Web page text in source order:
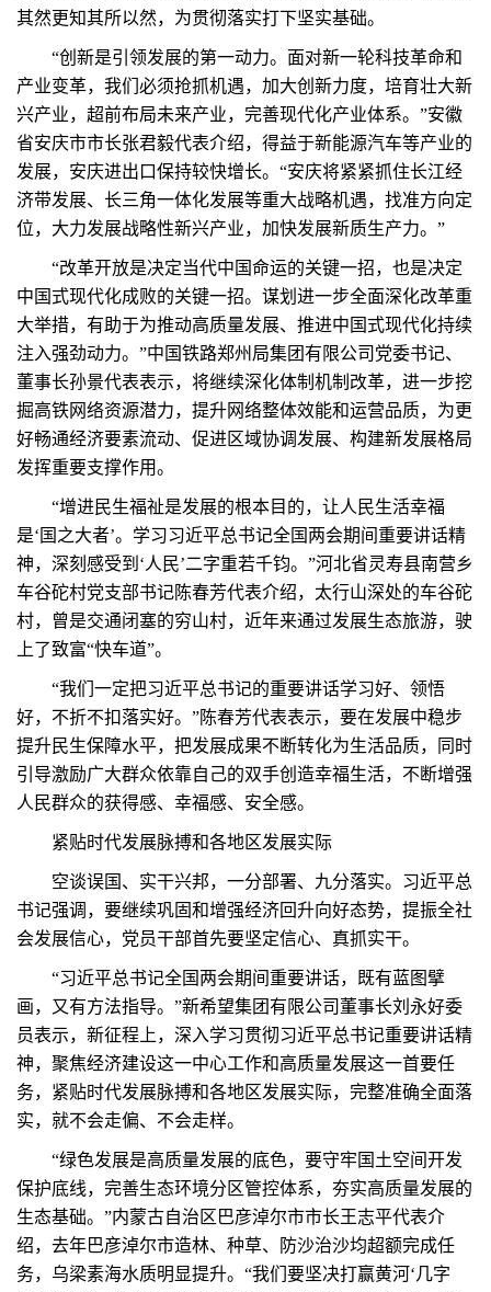
其然更知其所以然，为贯彻落实打下坚实基础。
“创新是引领发展的第一动力。面对新一轮科技革命和
产业变革，我们必须抢抓机遇，加大创新力度，培育壮大新
兴产业，超前布局未来产业，完善现代化产业体系。”安徽
省安庆市市长张君毅代表介绍，得益于新能源汽车等产业的
发展，安庆进出口保持较快增长。“安庆将紧紧抓住长江经
济带发展、长三角一体化发展等重大战略机遇，找准方向定
位，大力发展战略性新兴产业，加快发展新质生产力。”
“改革开放是决定当代中国命运的关键一招，也是决定
中国式现代化成败的关键一招。谋划进一步全面深化改革重
大举措，有助于为推动高质量发展、推进中国式现代化持续
注入强劲动力。”中国铁路郑州局集团有限公司党委书记、
董事长孙景代表表示，将继续深化体制机制改革，进一步挖
掘高铁网络资源潜力，提升网络整体效能和运营品质，为更
好畅通经济要素流动、促进区域协调发展、构建新发展格局
发挥重要支撑作用。
“增进民生福祉是发展的根本目的，让人民生活幸福
是‘国之大者’。学习习近平总书记全国两会期间重要讲话精
神，深刻感受到‘人民’二字重若千钧。”河北省灵寿县南营乡
车谷砣村党支部书记陈春芳代表介绍，太行山深处的车谷砣
村，曾是交通闭塞的穷山村，近年来通过发展生态旅游，驶
上了致富“快车道”。
“我们一定把习近平总书记的重要讲话学习好、领悟
好，不折不扣落实好。”陈春芳代表表示，要在发展中稳步
提升民生保障水平，把发展成果不断转化为生活品质，同时
引导激励广大群众依靠自己的双手创造幸福生活，不断增强
人民群众的获得感、幸福感、安全感。
紧贴时代发展脉搏和各地区发展实际
空谈误国、实干兴邦，一分部署、九分落实。习近平总
书记强调，要继续巩固和增强经济回升向好态势，提振全社
会发展信心，党员干部首先要坚定信心、真抓实干。
“习近平总书记全国两会期间重要讲话，既有蓝图擘
画，又有方法指导。”新希望集团有限公司董事长刘永好委
员表示，新征程上，深入学习贯彻习近平总书记重要讲话精
神，聚焦经济建设这一中心工作和高质量发展这一首要任
务，紧贴时代发展脉搏和各地区发展实际，完整准确全面落
实，就不会走偏、不会走样。
“绿色发展是高质量发展的底色，要守牢国土空间开发
保护底线，完善生态环境分区管控体系，夯实高质量发展的
生态基础。”内蒙古自治区巴彦淖尔市市长王志平代表介
绍，去年巴彦淖尔市造林、种草、防沙治沙均超额完成任
务，乌梁素海水质明显提升。“我们要坚决打赢黄河‘几字